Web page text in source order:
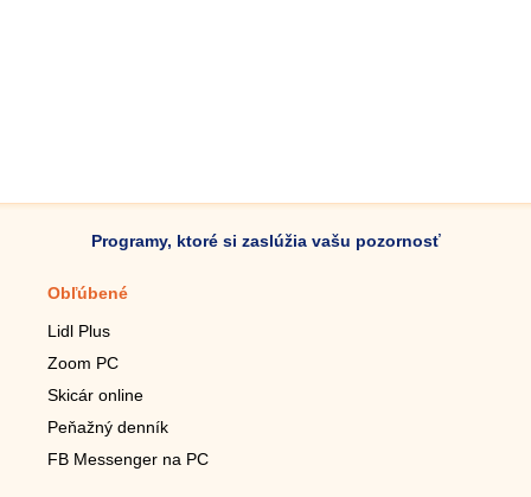
Programy, ktoré si zaslúžia vašu pozornosť
Obľúbené
Lidl Plus
Zoom PC
Skicár online
Peňažný denník
FB Messenger na PC